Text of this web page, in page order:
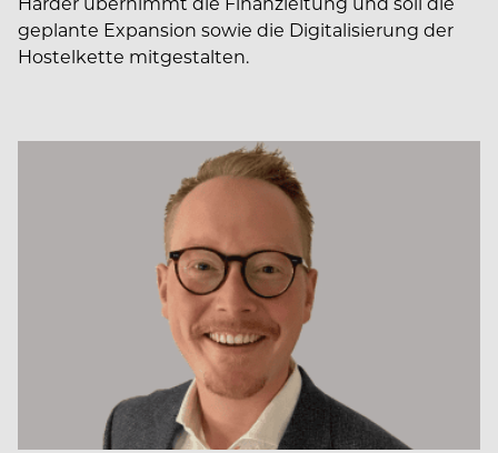
geplante Expansion sowie die Digitalisierung der
Hostelkette mitgestalten.